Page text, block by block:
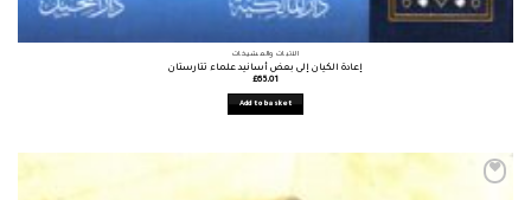
الأثبات والمشيخات
إعادة الكيان إلى بعض أسانيد علماء تتارستان
£65.01
Add to basket